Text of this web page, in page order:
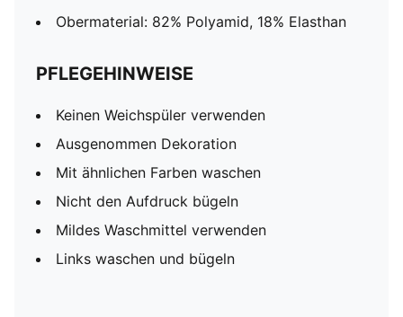
Obermaterial: 82% Polyamid, 18% Elasthan
PFLEGEHINWEISE
Keinen Weichspüler verwenden
Ausgenommen Dekoration
Mit ähnlichen Farben waschen
Nicht den Aufdruck bügeln
Mildes Waschmittel verwenden
Links waschen und bügeln